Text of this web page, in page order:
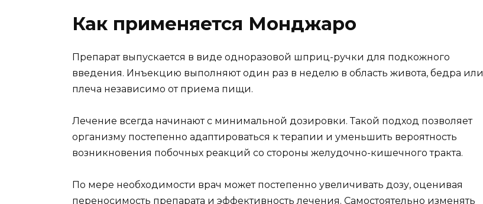
Как применяется Монджаро
Препарат выпускается в виде одноразовой шприц-ручки для подкожного
введения. Инъекцию выполняют один раз в неделю в область живота, бедра или
плеча независимо от приема пищи.
Лечение всегда начинают с минимальной дозировки. Такой подход позволяет
организму постепенно адаптироваться к терапии и уменьшить вероятность
возникновения побочных реакций со стороны желудочно-кишечного тракта.
По мере необходимости врач может постепенно увеличивать дозу, оценивая
переносимость препарата и эффективность лечения. Самостоятельно изменять